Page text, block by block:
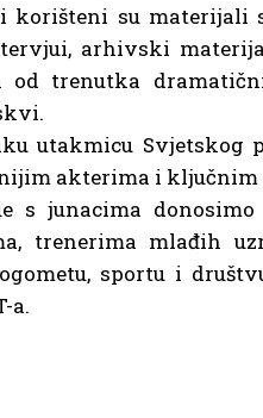
korišteni su materijali
arhivski
trenutka
utakmicu
akterima i
s junacima
trenerima mlađih
sportu i
a.